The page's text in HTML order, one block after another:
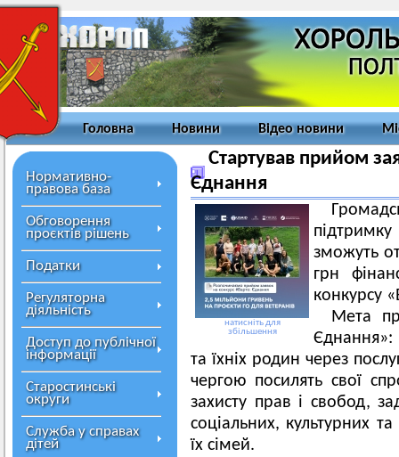
Головна Новини Відео новини
Нормативно-
правова база
Обговорення
проєктів рішень
Податки
Регуляторна
діяльність
Доступ до публічної
інформації
Старостинські
округи
Служба у справах
дітей
Стартував прийом
Єднання
натисніть для
збільшення
зможуть
грн
конкурсу
Мета
Єднання»:
та їхніх родин через
чергою посилять свої
захисту прав і свобод,
соціальних, культурних
їх сімей.